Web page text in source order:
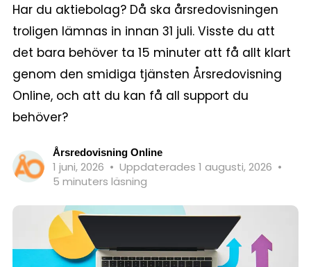
Har du aktiebolag? Då ska årsredovisningen
troligen lämnas in innan 31 juli. Visste du att
det bara behöver ta 15 minuter att få allt klart
genom den smidiga tjänsten Årsredovisning
Online, och att du kan få all support du
behöver?
Årsredovisning Online
1 juni, 2026 • Uppdaterades 1 augusti, 2026 •
5 minuters läsning